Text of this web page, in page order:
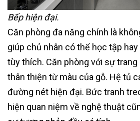
Bếp hiện đại.
Căn phòng đa năng chính là
giúp chủ nhân có thể học tập
tùy thích. Căn phòng với sự trang
thân thiện từ màu của gỗ. Hệ tủ
đường nét hiện đại. Bức tranh
hiện quan niệm về nghệ thuật